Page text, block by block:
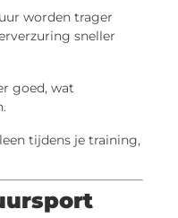
worden trager
sneller
goed, wat
tijdens je training,